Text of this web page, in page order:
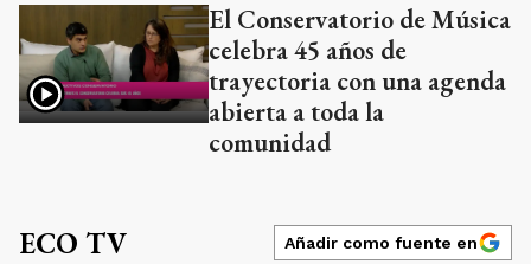
El Conservatorio de Música
celebra 45 años de
trayectoria con una agenda
abierta a toda la
comunidad
ECO TV Añadir como fuente en